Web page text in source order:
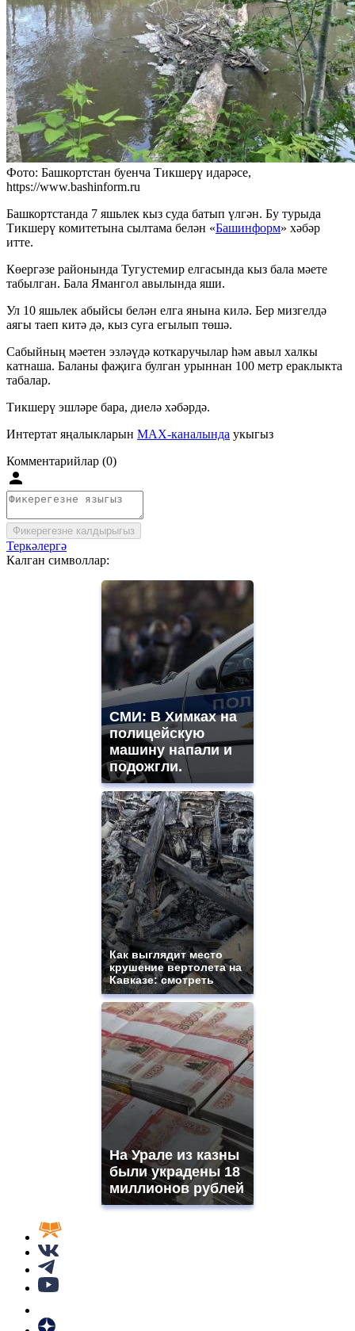
Фото: Башкортстан буенча Тикшерү идарәсе,
https://www.bashinform.ru
Башкортстанда 7 яшьлек кыз суда батып үлгән. Бу турыда
Тикшерү комитетына сылтама белән «Башинформ» хәбәр
итте.
Көергәзе районында Тугустемир елгасында кыз бала мәете
табылган. Бала Ямангол авылында яши.
Ул 10 яшьлек абыйсы белән елга янына килә. Бер мизгелдә
аягы таеп китә дә, кыз суга егылып төшә.
Сабыйның мәетен эзләүдә коткаручылар һәм авыл халкы
катнаша. Баланы фаҗига булган урыннан 100 метр ераклыкта
табалар.
Тикшерү эшләре бара, диелә хәбәрдә.
Интертат яңалыкларын MAX-каналында укыгыз
Комментарийлар (0)
Фикерегезне калдырыгыз
Теркәлергә
Калган символлар:
СМИ: В Химках на
полицейскую
машину напали и
подожгли.
Как выглядит место
крушение вертолета на
Кавказе: смотреть
На Урале из казны
были украдены 18
миллионов рублей